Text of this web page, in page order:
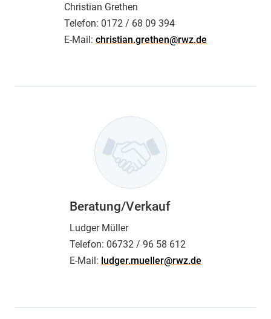
Christian Grethen
Telefon: 0172 / 68 09 394
E-Mail: christian.grethen@rwz.de
Beratung/Verkauf
Ludger Müller
Telefon: 06732 / 96 58 612
E-Mail: ludger.mueller@rwz.de